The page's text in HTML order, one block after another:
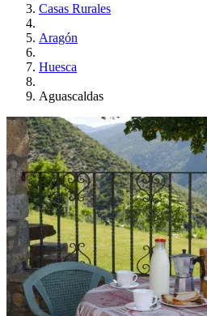
Casas Rurales
Aragón
Huesca
Aguascaldas